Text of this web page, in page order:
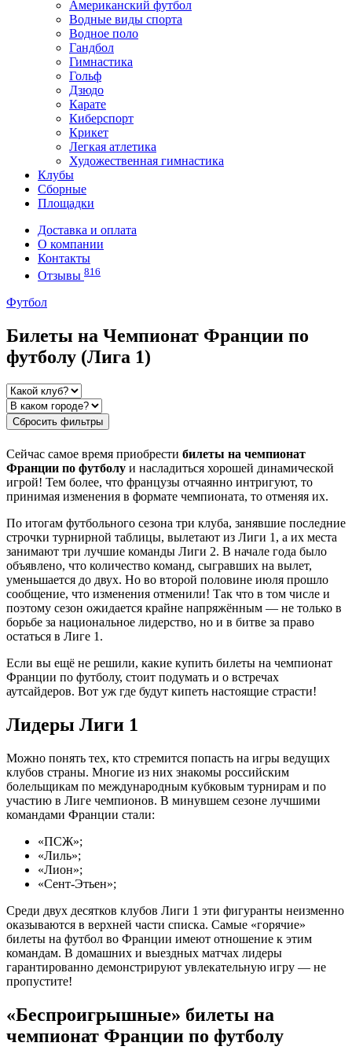
Американский футбол
Водные виды спорта
Водное поло
Гандбол
Гимнастика
Гольф
Дзюдо
Карате
Киберспорт
Крикет
Легкая атлетика
Художественная гимнастика
Клубы
Сборные
Площадки
Доставка и оплата
О компании
Контакты
Отзывы 816
Футбол
Билеты на Чемпионат Франции по
футболу (Лига 1)
Сбросить фильтры
Сейчас самое время приобрести билеты на чемпионат
Франции по футболу и насладиться хорошей динамической
игрой! Тем более, что французы отчаянно интригуют, то
принимая изменения в формате чемпионата, то отменяя их.
По итогам футбольного сезона три клуба, занявшие последние
строчки турнирной таблицы, вылетают из Лиги 1, а их места
занимают три лучшие команды Лиги 2. В начале года было
объявлено, что количество команд, сыгравших на вылет,
уменьшается до двух. Но во второй половине июля прошло
сообщение, что изменения отменили! Так что в том числе и
поэтому сезон ожидается крайне напряжённым — не только в
борьбе за национальное лидерство, но и в битве за право
остаться в Лиге 1.
Если вы ещё не решили, какие купить билеты на чемпионат
Франции по футболу, стоит подумать и о встречах
аутсайдеров. Вот уж где будут кипеть настоящие страсти!
Лидеры Лиги 1
Можно понять тех, кто стремится попасть на игры ведущих
клубов страны. Многие из них знакомы российским
болельщикам по международным кубковым турнирам и по
участию в Лиге чемпионов. В минувшем сезоне лучшими
командами Франции стали:
«ПСЖ»;
«Лиль»;
«Лион»;
«Сент-Этьен»;
Среди двух десятков клубов Лиги 1 эти фигуранты неизменно
оказываются в верхней части списка. Самые «горячие»
билеты на футбол во Франции имеют отношение к этим
командам. В домашних и выездных матчах лидеры
гарантированно демонстрируют увлекательную игру — не
пропустите!
«Беспроигрышные» билеты на
чемпионат Франции по футболу